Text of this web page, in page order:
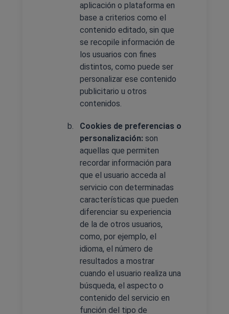
aplicación o plataforma en
base a criterios como el
contenido editado, sin que
se recopile información de
los usuarios con fines
distintos, como puede ser
personalizar ese contenido
publicitario u otros
contenidos.
Cookies de preferencias o
personalización: son
aquellas que permiten
recordar información para
que el usuario acceda al
servicio con determinadas
características que pueden
diferenciar su experiencia
de la de otros usuarios,
como, por ejemplo, el
idioma, el número de
resultados a mostrar
cuando el usuario realiza una
búsqueda, el aspecto o
contenido del servicio en
función del tipo de